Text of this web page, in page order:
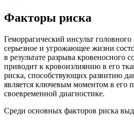
Факторы риска
Геморрагический инсульт головного
серьезное и угрожающее жизни
в результате разрыва кровеносного
приводит к кровоизлиянию в его
риска, способствующих развитию
является ключевым моментом в его
своевременной диагностике.
Среди основных факторов риска